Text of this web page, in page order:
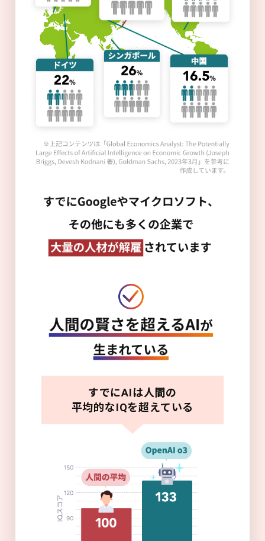
すでにAIは人間の
平均的なIQを超えている